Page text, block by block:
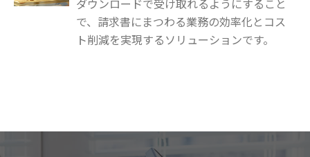
ダウンロードで受け取れるようにすること
で、請求書にまつわる業務の効率化とコス
ト削減を実現するソリューションです。